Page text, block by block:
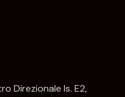
Direzionale Is. E2,